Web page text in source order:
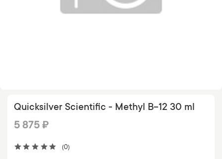
(0)
Quicksilver Scientific - Methyl B-12 30 ml
5 875 ₽